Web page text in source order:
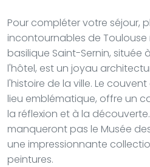
Pour compléter votre séjour,
incontournables de Toulouse
basilique Saint-Sernin, située
l'hôtel, est un joyau
l'histoire de la ville. Le
lieu emblématique, offre un
la réflexion et à la
manqueront pas le Musée
une impressionnante
peintures.